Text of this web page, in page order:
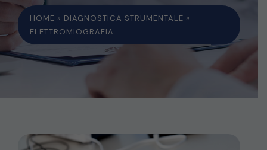
HOME » DIAGNOSTICA STRUMENTALE »
ELETTROMIOGRAFIA